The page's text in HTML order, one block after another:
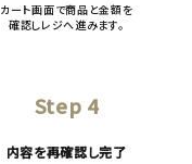
カート画面で商品と金額を
確認しレジへ進みます。
Step 4
内容を再確認し完了